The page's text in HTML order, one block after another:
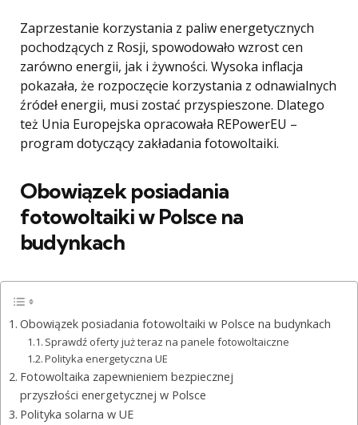
Zaprzestanie korzystania z paliw energetycznych
pochodzących z Rosji, spowodowało wzrost cen
zarówno energii, jak i żywności. Wysoka inflacja
pokazała, że rozpoczęcie korzystania z odnawialnych
źródeł energii, musi zostać przyspieszone. Dlatego
też Unia Europejska opracowała REPowerEU –
program dotyczący zakładania fotowoltaiki.
Obowiązek posiadania
fotowoltaikiw Polsce na
budynkach
Obowiązek posiadania fotowoltaiki w Polsce na budynkach
Sprawdź oferty już teraz na panele fotowoltaiczne
Polityka energetyczna UE
Fotowoltaika zapewnieniem bezpiecznej
przyszłości energetycznej w Polsce
Polityka solarna w UE